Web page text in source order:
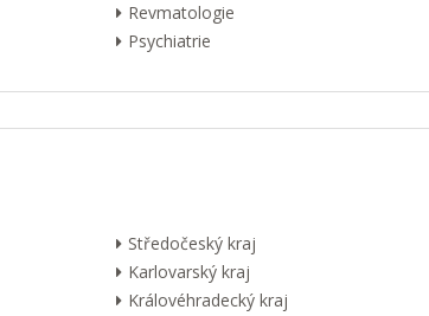
Revmatologie
Psychiatrie
Středočeský kraj
Karlovarský kraj
Královéhradecký kraj